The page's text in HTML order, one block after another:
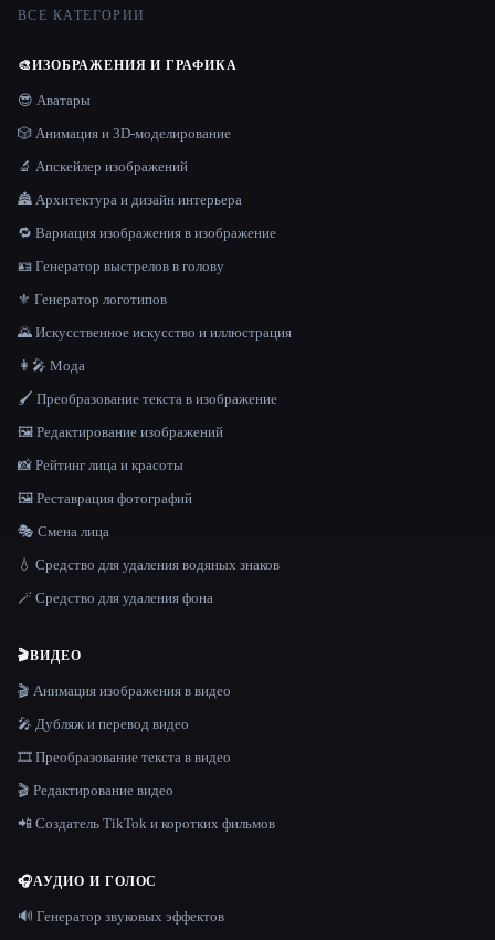
ВСЕ КАТЕГОРИИ
🎨ИЗОБРАЖЕНИЯ И ГРАФИКА
😎 Аватары
🎲 Анимация и 3D-моделирование
🔬 Апскейлер изображений
🏯 Архитектура и дизайн интерьера
🔁 Вариация изображения в изображение
🪪 Генератор выстрелов в голову
⚜️ Генератор логотипов
🌄 Искусственное искусство и иллюстрация
👩‍🎤 Мода
🖌️ Преобразование текста в изображение
🖼️ Редактирование изображений
📸 Рейтинг лица и красоты
🖼️ Реставрация фотографий
🎭 Смена лица
💧 Средство для удаления водяных знаков
🪄 Средство для удаления фона
🎬ВИДЕО
🎬 Анимация изображения в видео
🎤 Дубляж и перевод видео
🎞️ Преобразование текста в видео
🎬 Редактирование видео
📲 Создатель TikTok и коротких фильмов
🎧АУДИО И ГОЛОС
🔊 Генератор звуковых эффектов